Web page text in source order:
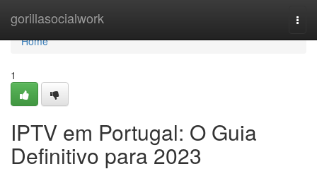
gorillasocialwork
Home
Home
1
IPTV em Portugal: O Guia
Definitivo para 2023